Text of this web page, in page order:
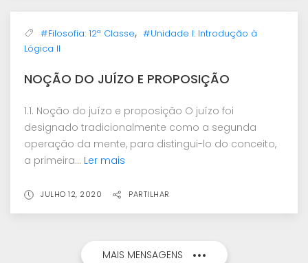
#Filosofia: 12ª Classe, #Unidade I: Introdução à
Lógica II
NOÇÃO DO JUÍZO E PROPOSIÇÃO
1.1. Noção do juízo e proposição O juízo foi
designado tradicionalmente como a segunda
operação da mente, para distingui-lo do conceito,
a primeira... Ler mais
JULHO 12, 2020 PARTILHAR
MAIS MENSAGENS